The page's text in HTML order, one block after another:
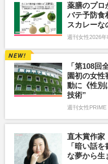
薬膳のプロ
バテ予防食
スカレーな
週刊女性2026
「第108回
園初の女性
動に《性別
技術”
週刊女性PRIME
直木賞作家
「暗い話
な夢から生